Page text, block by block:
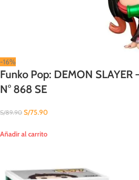
-16%
Funko Pop: DEMON SLAYER
N° 868 SE
S/89.90 S/75.90
Añadir al carrito